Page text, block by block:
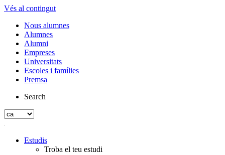
Vés al contingut
Nous alumnes
Alumnes
Alumni
Empreses
Universitats
Escoles i famílies
Premsa
Search
Estudis
Troba el teu estudi